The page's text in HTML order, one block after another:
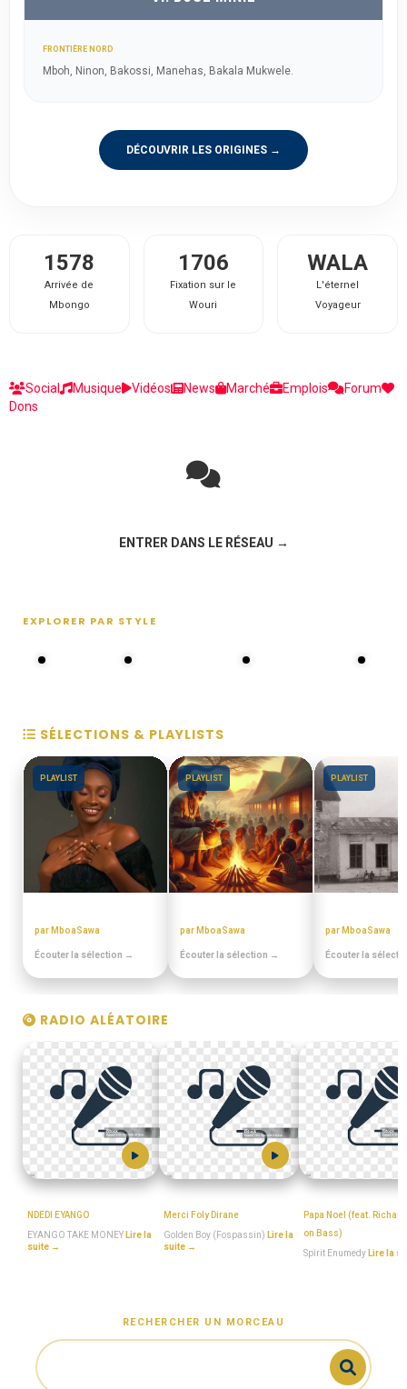
FRONTIÈRE NORD
Mboh, Ninon, Bakossi, Manehas, Bakala Mukwele.
DÉCOUVRIR LES ORIGINES →
1578
Arrivée de
Mbongo
1706
Fixation sur le
Wouri
WALA
L'éternel
Voyageur
Social Musique Vidéos News Marché Emplois
Forum
Dons
ENTRER DANS LE RÉSEAU →
EXPLORER PAR STYLE
SÉLECTIONS & PLAYLISTS
PLAYLIST
par MboaSawa
Écouter la sélection →
PLAYLIST
par MboaSawa
Écouter la sélection →
PLAYLIST
par MboaSawa
Écouter la
RADIO ALÉATOIRE
NDEDI EYANGO
EYANGO TAKE MONEY Lire la
suite →
Merci Foly Dirane
Golden Boy (Fospassin) Lire la
suite →
Papa Noel (feat.
on Bass)
Spirit Enumedy Lire la
RECHERCHER UN MORCEAU